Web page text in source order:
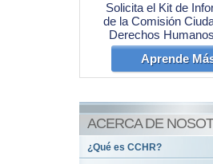
Solicita el Kit de
de la Comisión
Derechos
Aprende
ACERCA DE
¿Qué es CCHR?